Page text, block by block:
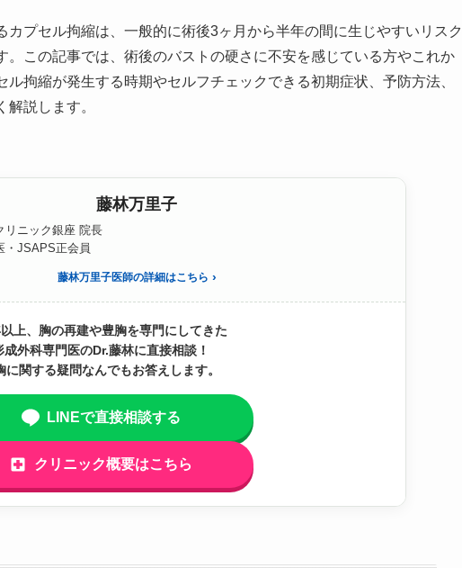
カプセル拘縮は、一般的に術後3ヶ月から半年の間に生じやすいリスク
。この記事では、術後のバストの硬さに不安を感じている方やこれか
拘縮が発生する時期やセルフチェックできる初期症状、予防方法、
説します。
藤林万里子
リニック銀座 院長
・JSAPS正会員
藤林万里子医師の詳細はこちら
上、胸の再建や豊胸を専門にしてきた
成外科専門医のDr.藤林に直接相談！
に関する疑問なんでもお答えします。
LINEで直接相談する
クリニック概要はこちら